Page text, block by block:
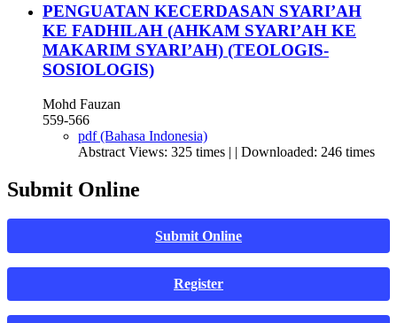
PENGUATAN KECERDASAN SYARI’AH
KE FADHILAH (AHKAM SYARI’AH KE
MAKARIM SYARI’AH) (TEOLOGIS-
SOSIOLOGIS)
Mohd Fauzan
559-566
pdf (Bahasa Indonesia)
Abstract Views: 325 times | | Downloaded: 246 times
Submit Online
Submit Online
Register